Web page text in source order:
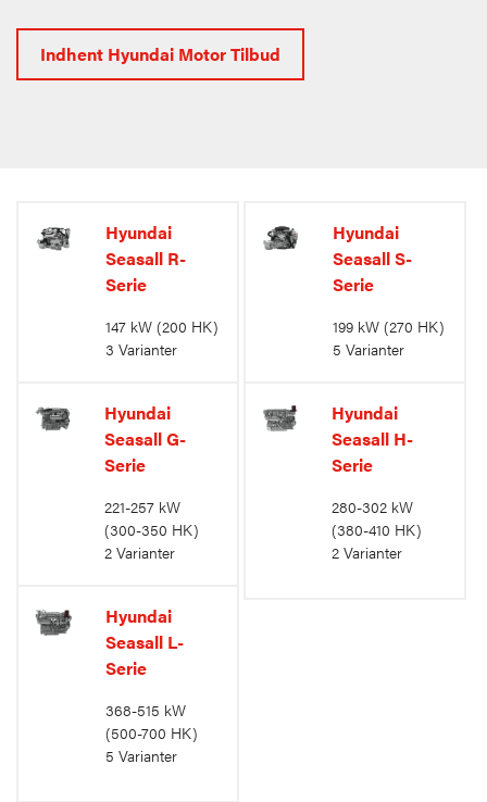
Indhent Hyundai Motor Tilbud
Hyundai
Seasall R-
Serie
147 kW (200 HK)
3 Varianter
Hyundai
Seasall S-
Serie
199 kW (270 HK)
5 Varianter
Hyundai
Seasall G-
Serie
221-257 kW
(300-350 HK)
2 Varianter
Hyundai
Seasall H-
Serie
280-302 kW
(380-410 HK)
2 Varianter
Hyundai
Seasall L-
Serie
368-515 kW
(500-700 HK)
5 Varianter